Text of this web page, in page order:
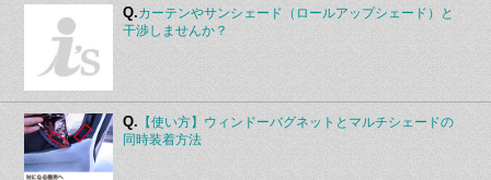
Q.カーテンやサンシェード（ロールアップシェード）と
干渉しませんか？
Q. 【使い方】ウィンドーバグネットとマルチシェードの
同時装着方法